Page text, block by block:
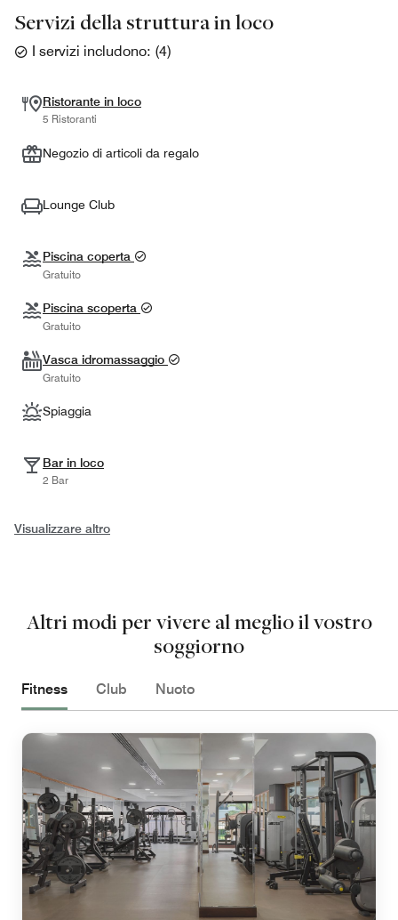
Servizi della struttura in loco
I servizi includono: (4)
Ristorante in loco
5 Ristoranti
Negozio di articoli da regalo
Lounge Club
Piscina coperta
Gratuito
Piscina scoperta
Gratuito
Vasca idromassaggio
Gratuito
Spiaggia
Bar in loco
2 Bar
Visualizzare altro
Altri modi per vivere al meglio il vostro
soggiorno
Fitness Club Nuoto